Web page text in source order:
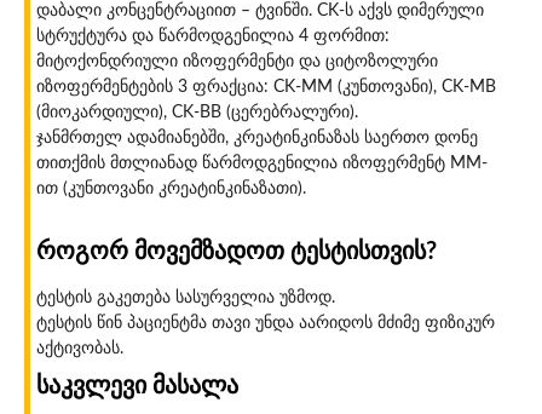
დაბალი კონცენტრაციით – ტვინში. CK-ს აქვს დიმერული
სტრუქტურა და წარმოდგენილია 4 ფორმით:
მიტოქონდრიული იზოფერმენტი და ციტოზოლური
იზოფერმენტების 3 ფრაქცია: CK-MM (კუნთოვანი), CK-MB
(მიოკარდიული), CK-BB (ცერებრალური).
ჯანმრთელ ადამიანებში, კრეატინკინაზას საერთო დონე
თითქმის მთლიანად წარმოდგენილია იზოფერმენტ MM-
ით (კუნთოვანი კრეატინკინაზათი).
როგორ მოვემზადოთ ტესტისთვის?
ტესტის გაკეთება სასურველია უზმოდ.
ტესტის წინ პაციენტმა თავი უნდა აარიდოს მძიმე ფიზიკურ
აქტივობას.
საკვლევი მასალა